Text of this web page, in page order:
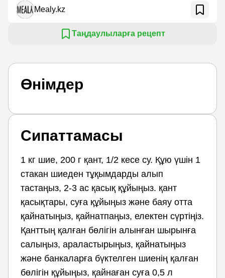
Mealy.kz
Таңдаулыларға рецепт
Өнімдер
Сипаттамасы
1 кг шие, 200 г қант, 1/2 кесе су. Құю үшін 1
стакан шиеден тұқымдарды алып
тастаңыз, 2-3 ас қасық құйыңыз. қант
қасықтары, суға құйыңыз және баяу отта
қайнатыңыз, қайнатпаңыз, електен сүртіңіз.
Қанттың қалған бөлігін алынған шырынға
салыңыз, араластырыңыз, қайнатыңыз
және банкаларға бүктелген шиенің қалған
бөлігін құйыңыз, қайнаған суға 0,5 л